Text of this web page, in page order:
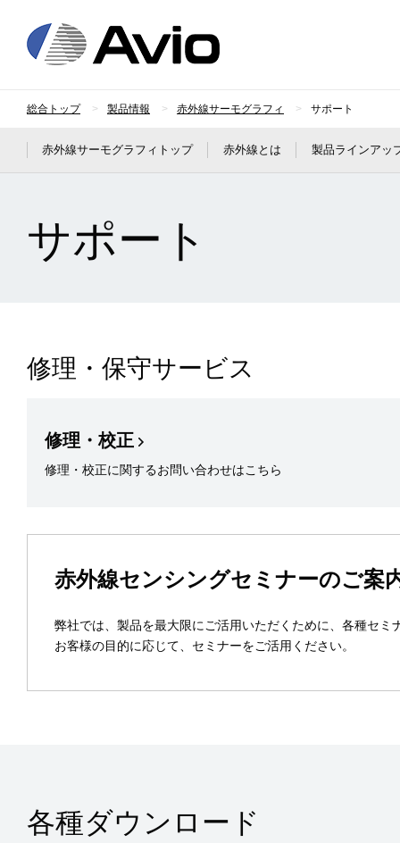
総合トップ 製品情報 赤外線サーモグラフィ サポート
赤外線サーモグラフィトップ 赤外線とは 製品ラインアッ
サポート
修理・保守サービス
修理・校正
修理・校正に関するお問い合わせはこちら
赤外線センシングセミナーのご案
弊社では、製品を最大限にご活用いただくために、各種セミ
お客様の目的に応じて、セミナーをご活用ください。
各種ダウンロード